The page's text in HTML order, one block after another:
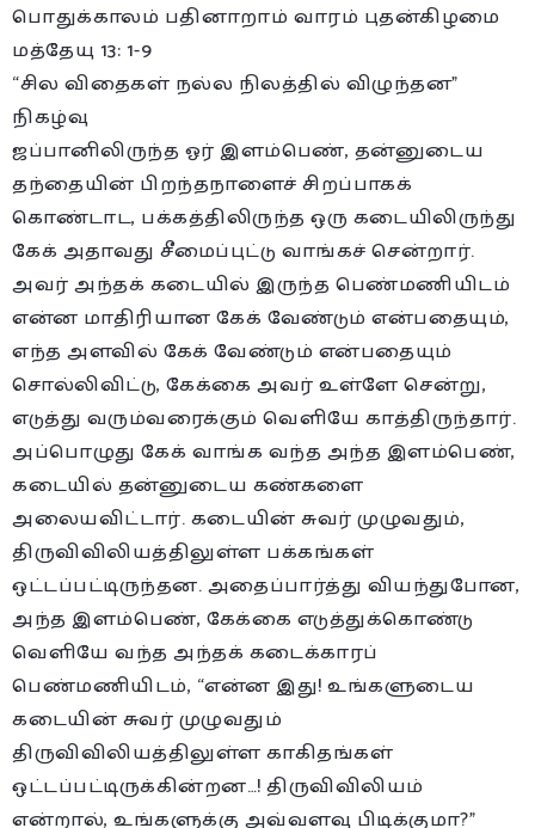
பொதுக்காலம் பதினாறாம் வாரம் புதன்கிழமை
மத்தேயு 13: 1-9
“சில விதைகள் நல்ல நிலத்தில் விழுந்தன”
நிகழ்வு
ஜப்பானிலிருந்த ஓர் இளம்பெண், தன்னுடைய
தந்தையின் பிறந்தநாளைச் சிறப்பாகக்
கொண்டாட, பக்கத்திலிருந்த ஒரு கடையிலிருந்து
கேக் அதாவது சீமைப்புட்டு வாங்கச் சென்றார்.
அவர் அந்தக் கடையில் இருந்த பெண்மணியிடம்
என்ன மாதிரியான கேக் வேண்டும் என்பதையும்,
எந்த அளவில் கேக் வேண்டும் என்பதையும்
சொல்லிவிட்டு, கேக்கை அவர் உள்ளே சென்று,
எடுத்து வரும்வரைக்கும் வெளியே காத்திருந்தார்.
அப்பொழுது கேக் வாங்க வந்த அந்த இளம்பெண்,
கடையில் தன்னுடைய கண்களை
அலையவிட்டார். கடையின் சுவர் முழுவதும்,
திருவிவிலியத்திலுள்ள பக்கங்கள்
ஒட்டப்பட்டிருந்தன. அதைப்பார்த்து வியந்துபோன,
அந்த இளம்பெண், கேக்கை எடுத்துக்கொண்டு
வெளியே வந்த அந்தக் கடைக்காரப்
பெண்மணியிடம், “என்ன இது! உங்களுடைய
கடையின் சுவர் முழுவதும்
திருவிவிலியத்திலுள்ள காகிதங்கள்
ஒட்டப்பட்டிருக்கின்றன…! திருவிவிலியம்
என்றால், உங்களுக்கு அவ்வளவு பிடிக்குமா?”